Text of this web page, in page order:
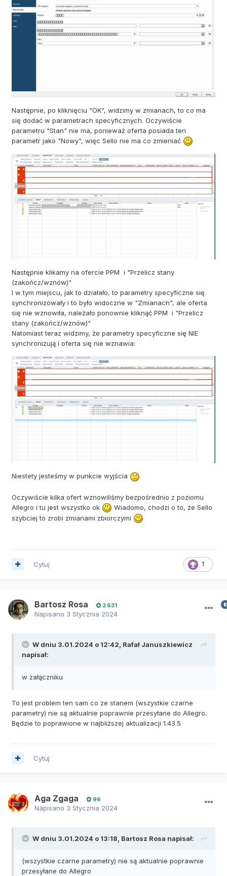
Następnie, po kliknięciu "OK", widzimy w zmianach, to co ma
się dodać w parametrach specyficznych. Oczywiście
parametru "Stan" nie ma, ponieważ oferta posiada ten
parametr jako "Nowy", więc Sello nie ma co zmieniać
Następnie klikamy na ofercie PPM i "Przelicz stany
(zakończ/wznów)"
I w tym miejscu, jak to działało, to parametry specyficzne się
synchronizowały i to było widoczne w "Zmianach", ale oferta
się nie wznowiła, należało ponownie kliknąć PPM i "Przelicz
stany (zakończ/wznów)"
Natomiast teraz widzimy, że parametry specyficzne się NIE
synchronizują i oferta się nie wznawia:
Niestety jesteśmy w punkcie wyjścia
Oczywiście kilka ofert wznowiliśmy bezpośrednio z poziomu
Allegro i tu jest wszystko ok
Wiadomo, chodzi o to, że Sello
szybciej to zrobi zmianami zbiorczymi
1
Cytuj
Bartosz Rosa 2 631
Napisano 3 Stycznia 2024
W dniu 3.01.2024 o 12:42, Rafał Januszkiewicz
napisał:
w załączniku
To jest problem ten sam co ze stanem (wszystkie czarne
parametry) nie są aktualnie poprawnie przesyłane do Allegro.
Będzie to poprawione w najbliższej aktualizacji 1.43.5
Cytuj
Aga Zgaga 96
Napisano 3 Stycznia 2024
W dniu 3.01.2024 o 13:18, Bartosz Rosa napisał:
(wszystkie czarne parametry) nie są aktualnie poprawnie
przesyłane do Allegro